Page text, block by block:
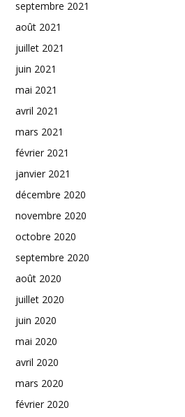
septembre 2021
août 2021
juillet 2021
juin 2021
mai 2021
avril 2021
mars 2021
février 2021
janvier 2021
décembre 2020
novembre 2020
octobre 2020
septembre 2020
août 2020
juillet 2020
juin 2020
mai 2020
avril 2020
mars 2020
février 2020